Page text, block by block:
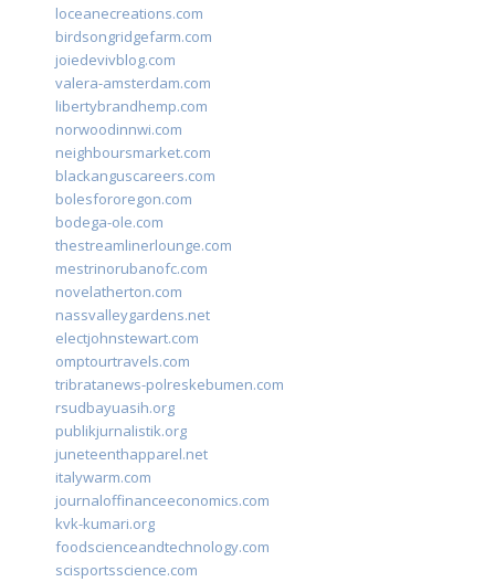
loceanecreations.com
birdsongridgefarm.com
joiedevivblog.com
valera-amsterdam.com
libertybrandhemp.com
norwoodinnwi.com
neighboursmarket.com
blackanguscareers.com
bolesfororegon.com
bodega-ole.com
thestreamlinerlounge.com
mestrinorubanofc.com
novelatherton.com
nassvalleygardens.net
electjohnstewart.com
omptourtravels.com
tribratanews-polreskebumen.com
rsudbayuasih.org
publikjurnalistik.org
juneteenthapparel.net
italywarm.com
journaloffinanceeconomics.com
kvk-kumari.org
foodscienceandtechnology.com
scisportsscience.com